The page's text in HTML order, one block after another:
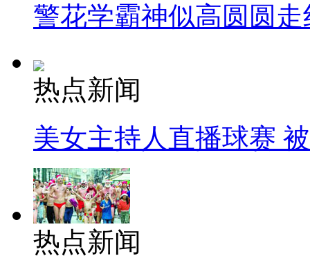
警花学霸神似高圆圆走
热点新闻
美女主持人直播球赛
热点新闻